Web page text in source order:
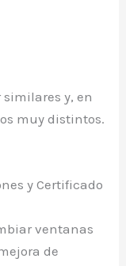
y, en
muy distintos.
y Certificado
ventanas
de